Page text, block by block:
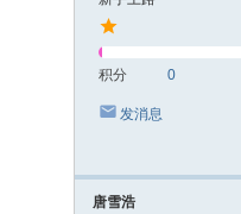
积分 0
发消息
唐雪浩